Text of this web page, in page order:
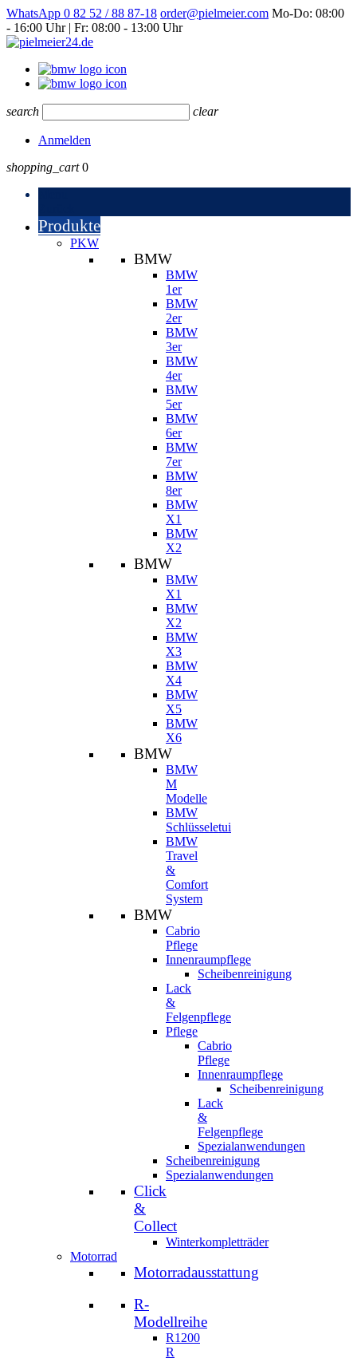
WhatsApp 0 82 52 / 88 87-18 order@pielmeier.com Mo-Do: 08:00
- 16:00 Uhr | Fr: 08:00 - 13:00 Uhr
search clear
Anmelden
shopping_cart 0
Produkte
PKW
BMW
BMW
1er
BMW
2er
BMW
3er
BMW
4er
BMW
5er
BMW
6er
BMW
7er
BMW
8er
BMW
X1
BMW
X2
BMW
BMW
X1
BMW
X2
BMW
X3
BMW
X4
BMW
X5
BMW
X6
BMW
BMW
M
Modelle
BMW
Schlüsseletui
BMW
Travel
&
Comfort
System
BMW
Cabrio
Pflege
Innenraumpflege
Scheibenreinigung
Lack
&
Felgenpflege
Pflege
Cabrio
Pflege
Innenraumpflege
Scheibenreinigung
Lack
&
Felgenpflege
Spezialanwendungen
Scheibenreinigung
Spezialanwendungen
Click
&
Collect
Winterkompletträder
Motorrad
Motorradausstattung
R-
Modellreihe
R1200
R